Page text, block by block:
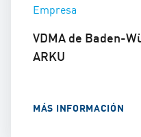
Empresa
VDMA de Baden-
ARKU
MÁS INFORMACIÓN